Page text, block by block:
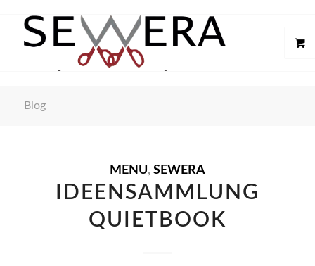
Blog
MENU, SEWERA
IDEENSAMMLUNG
QUIETBOOK